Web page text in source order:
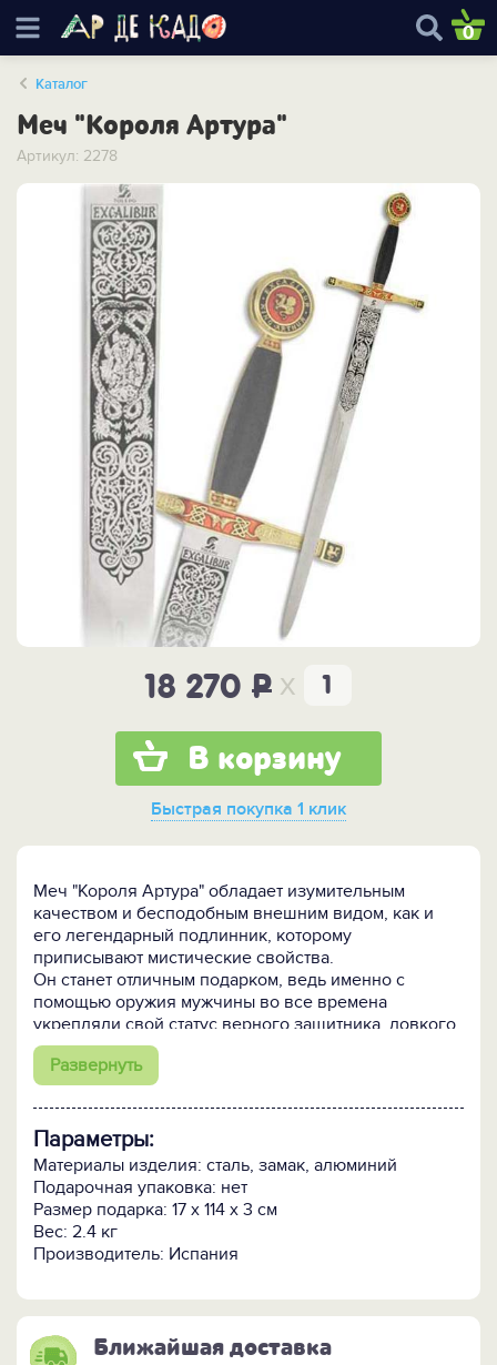
0
Каталог
Меч "Короля Артура"
Артикул: 2278
18 270 P x
В корзину
Быстрая покупка 1 клик
Меч "Короля Артура" обладает изумительным
качеством и бесподобным внешним видом, как и
его легендарный подлинник, которому
приписывают мистические свойства.
Он станет отличным подарком, ведь именно с
помощью оружия мужчины во все времена
укрепляли свой статус верного защитника, ловкого
добытчика и непобедимого воина. Также это
шикарное изделие, сделанное испанскими
мастерами, идеально подойдет для оформления
дизайна рабочего кабинета и гостиной в доме, и
несомненно станет удачным презентом, который
подчеркнет мужественность и мудрость своего
обладателя.
Развернуть
Параметры:
Материалы изделия: сталь, замак, алюминий
Подарочная упаковка: нет
Размер подарка: 17 x 114 x 3 см
Вес: 2.4 кг
Производитель: Испания
Ближайшая доставка